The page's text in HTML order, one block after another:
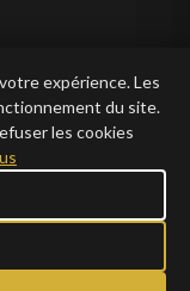
Antibes · TVA FR69 915
expérience. Les
du site.
les cookies